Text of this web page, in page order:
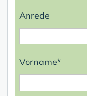
Anrede
Vorname*